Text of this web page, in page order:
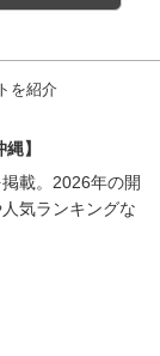
を紹介
】
載。2026年の開
気ランキングな